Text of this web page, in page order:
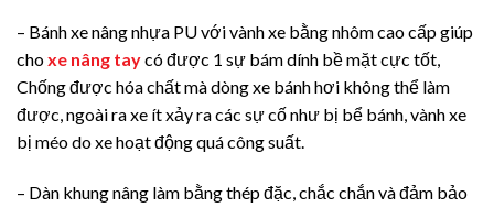
– Bánh xe nâng nhựa PU với vành xe bằng nhôm cao cấp giúp
choxe nâng taycó được 1 sự bám dính bề mặt cực tốt,
Chống được hóa chất mà dòng xe bánh hơi không thể làm
được, ngoài ra xe ít xảy ra các sự cố như bị bể bánh, vành xe
bị méo do xe hoạt động quá công suất.
– Dàn khung nâng làm bằng thép đặc, chắc chắn và đảm bảo